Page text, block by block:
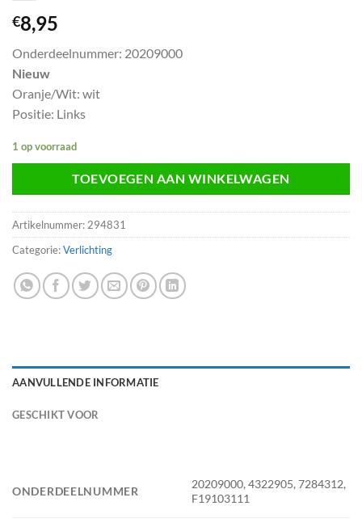
€8,95
Onderdeelnummer: 20209000
Nieuw
Oranje/Wit: wit
Positie: Links
1 op voorraad
TOEVOEGEN AAN WINKELWAGEN
Artikelnummer: 294831
Categorie:Verlichting
AANVULLENDE INFORMATIE
GESCHIKT VOOR
ONDERDEELNUMMER
20209000, 4322905, 7284312,
F19103111